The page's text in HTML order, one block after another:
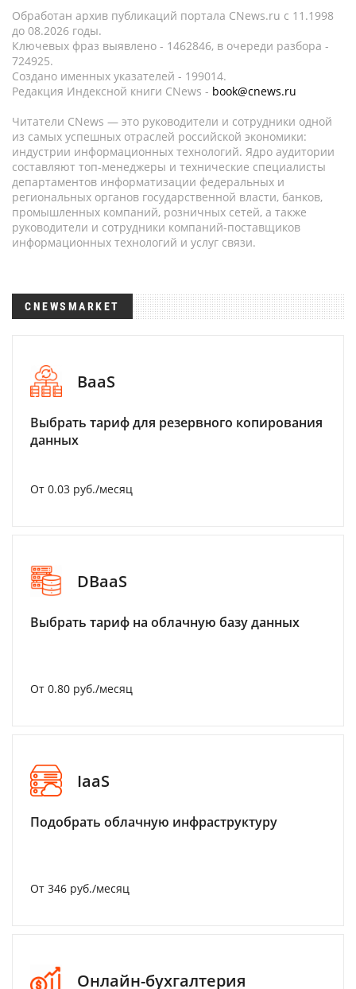
Обработан архив публикаций портала CNews.ru c 11.1998
до 08.2026 годы.
Ключевых фраз выявлено - 1462846, в очереди разбора -
724925.
Создано именных указателей - 199014.
Редакция Индексной книги CNews - book@cnews.ru
Читатели CNews — это руководители и сотрудники одной
из самых успешных отраслей российской экономики:
индустрии информационных технологий. Ядро аудитории
составляют топ-менеджеры и технические специалисты
департаментов информатизации федеральных и
региональных органов государственной власти, банков,
промышленных компаний, розничных сетей, а также
руководители и сотрудники компаний-поставщиков
информационных технологий и услуг связи.
CNEWSMARKET
BaaS
Выбрать тариф для резервного копирования
данных
От 0.03 руб./месяц
DBaaS
Выбрать тариф на облачную базу данных
От 0.80 руб./месяц
IaaS
Подобрать облачную инфраструктуру
От 346 руб./месяц
Онлайн-бухгалтерия